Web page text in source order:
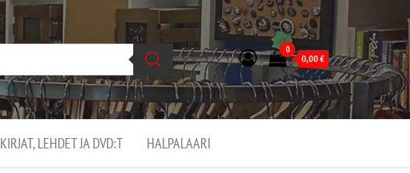
0
0,00€
KIRJAT, LEHDET JA DVD:T HALPALAARI